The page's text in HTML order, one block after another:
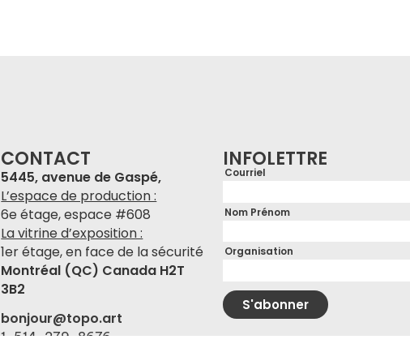
CONTACT
5445, avenue de Gaspé,
L’espace de production :
6e étage, espace #608
La vitrine d’exposition :
1er étage, en face de la sécurité
Montréal (QC) Canada H2T
3B2
bonjour@topo.art
1-514-279-8676
INFOLETTRE
Courriel
Nom Prénom
Organisation
S'abonner